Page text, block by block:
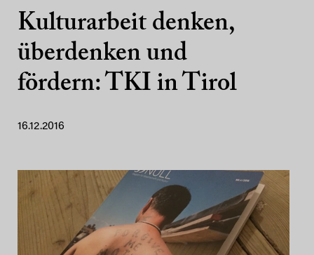
Kulturarbeit denken,
überdenken und
fördern: TKI in Tirol
16.12.2016